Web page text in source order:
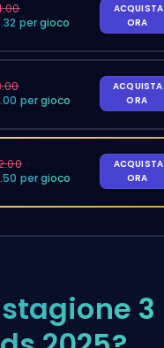
per gioco
ACQUISTA
ORA
per gioco
ACQUISTA
ORA
per gioco
ACQUISTA
ORA
3